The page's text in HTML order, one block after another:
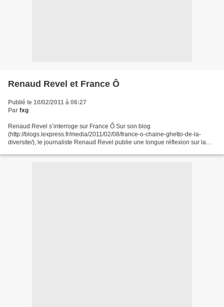
Renaud Revel et France Ô
Publié le 10/02/2011 à 06:27
Par fxg
Renaud Revel s’interroge sur France Ô Sur son blog
(http://blogs.lexpress.fr/media/2011/02/08/france-o-chaine-ghetto-de-la-
diversite/), le journaliste Renaud Revel publie une longue réflexion sur la